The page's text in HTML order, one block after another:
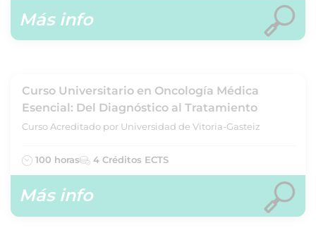
Más info
Curso Universitario en Oncología Médica
Esencial: Del Diagnóstico al Tratamiento
Curso Acreditado por Universidad de Vitoria-Gasteiz
100 horas 4 Créditos ECTS
Más info